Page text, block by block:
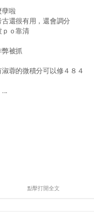
孽啦
還很有用，還會調分
ｐｏ靠清
被抓
蓉的微積分可以修４８４
點擊打開全文